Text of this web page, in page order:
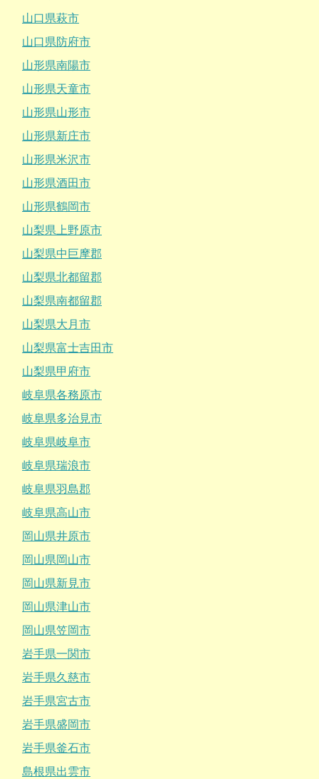
山口県萩市
山口県防府市
山形県南陽市
山形県天童市
山形県山形市
山形県新庄市
山形県米沢市
山形県酒田市
山形県鶴岡市
山梨県上野原市
山梨県中巨摩郡
山梨県北都留郡
山梨県南都留郡
山梨県大月市
山梨県富士吉田市
山梨県甲府市
岐阜県各務原市
岐阜県多治見市
岐阜県岐阜市
岐阜県瑞浪市
岐阜県羽島郡
岐阜県高山市
岡山県井原市
岡山県岡山市
岡山県新見市
岡山県津山市
岡山県笠岡市
岩手県一関市
岩手県久慈市
岩手県宮古市
岩手県盛岡市
岩手県釜石市
島根県出雲市